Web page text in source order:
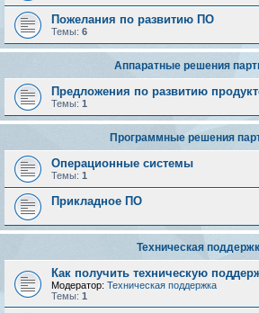
Пожелания по развитию ПО
Темы: 6
Аппаратные решения
Предложения по развитию
Темы: 1
Программные решения
Операционные системы
Темы: 1
Прикладное ПО
Техническая
Как получить техническую
Модератор: Техническая поддержка
Темы: 1